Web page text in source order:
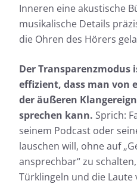
Inneren eine akustische
musikalische Details
die Ohren des Hörers
Der Transparenzmodus
effizient, dass man von
der äußeren
sprechen kann. Sprich:
seinem Podcast oder
lauschen will, ohne auf
ansprechbar“ zu
Türklingeln und die Laute